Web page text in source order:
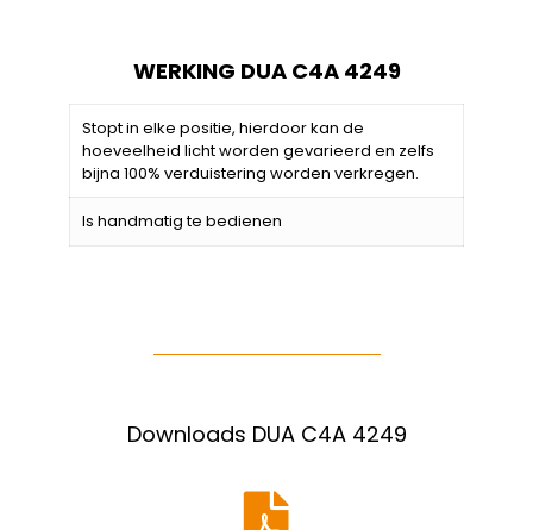
WERKING DUA C4A 4249
Stopt in elke positie, hierdoor kan de
hoeveelheid licht worden gevarieerd en zelfs
bijna 100% verduistering worden verkregen.
Is handmatig te bedienen
Downloads DUA C4A 4249